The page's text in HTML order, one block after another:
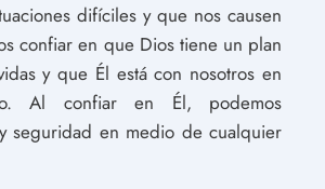
difíciles y que nos causen
confiar en que Dios tiene un plan
y que Él está con nosotros en
Al confiar en Él, podemos
seguridad en medio de cualquier